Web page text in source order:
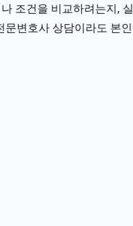
조건을 비교하려는지,
변호사 상담이라도 본